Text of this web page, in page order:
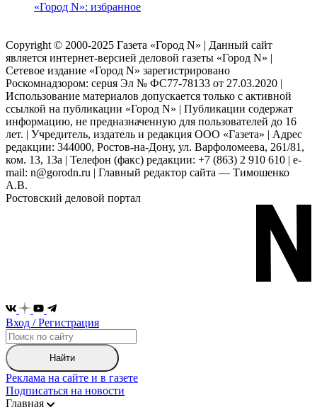
«Город N»: избранное
Copyright © 2000-2025 Газета «Город N» | Данный сайт
является интернет-версией деловой газеты «Город N» |
Сетевое издание «Город N» зарегистрировано
Роскомнадзором: серuя Эл № ФС77-78133 от 27.03.2020 |
Использование материалов допускается только с активной
ссылкой на публикации «Город N» | Публикации содержат
информацию, не предназначенную для пользователей до 16
лет. | Учредитель, издатель и редакция ООО «Газета» | Адрес
редакции: 344000, Ростов-на-Дону, ул. Варфоломеева, 261/81,
ком. 13, 13а | Телефон (факс) редакции: +7 (863) 2 910 610 | e-
mail: n@gorodn.ru | Главный редактор сайта — Тимошенко
А.В.
Ростовский деловой портал
Вход / Регистрация
Найти
Реклама на сайте и в газете
Подписаться на новости
Главная